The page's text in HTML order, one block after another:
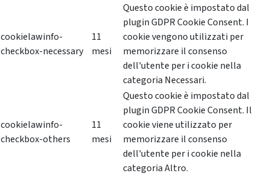
cookielawinfo-
checkbox-necessary
11
mesi
Questo cookie è impostato dal
plugin GDPR Cookie Consent. I
cookie vengono utilizzati per
memorizzare il consenso
dell'utente per i cookie nella
categoria Necessari.
cookielawinfo-
checkbox-others
11
mesi
Questo cookie è impostato dal
plugin GDPR Cookie Consent. Il
cookie viene utilizzato per
memorizzare il consenso
dell'utente per i cookie nella
categoria Altro.